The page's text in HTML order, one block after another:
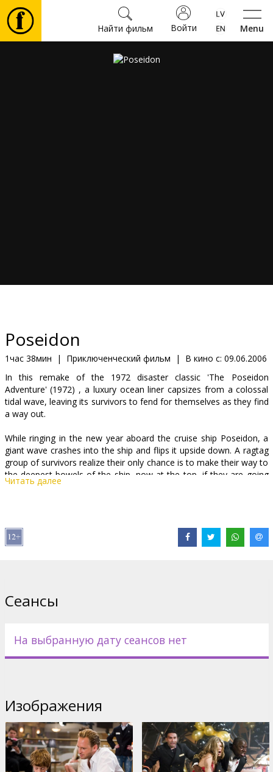
Menu
Войти
Найти фильм
Клуб
Poseidon
1час 38мин | Приключенческий фильм | В кино с: 09.06.2006
In this remake of the 1972 disaster classic 'The Poseidon
Adventure' (1972) , a luxury ocean liner capsizes from a colossal
tidal wave, leaving its survivors to fend for themselves as they find
a way out.
While ringing in the new year aboard the cruise ship Poseidon, a
giant wave crashes into the ship and flips it upside down. A ragtag
group of survivors realize their only chance is to make their way to
the deepest bowels of the ship, now at the top, if they are going
to have any chance of getting out.
Directed by Wolfgang Petersen
Читать далее
Сеансы
На выбранную дату сеансов нет
Изображения